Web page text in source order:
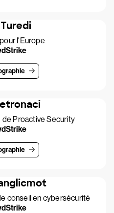
l'Europe
Proactive Security
conseil en cybersécurité